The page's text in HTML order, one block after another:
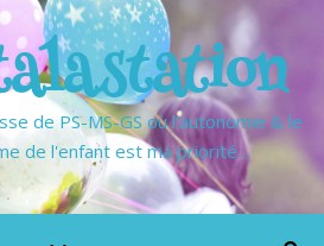
de PS-MS-GS où l'autonomie & le
de l'enfant est ma priorité…